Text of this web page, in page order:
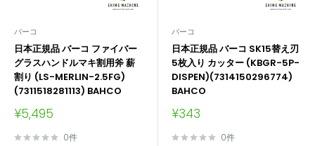
バーコ
日本正規品 バーコ ファイバー
グラスハンドルマキ割用斧 薪
割り (LS-MERLIN-2.5FG)
(7311518281113) BAHCO
販
価
¥5,495
0件
バーコ
日本正規品 バーコ SK15替え刃
5枚入り カッター (KBGR-5P-
DISPEN)(7314150296774)
BAHCO
販
価
¥343
0件